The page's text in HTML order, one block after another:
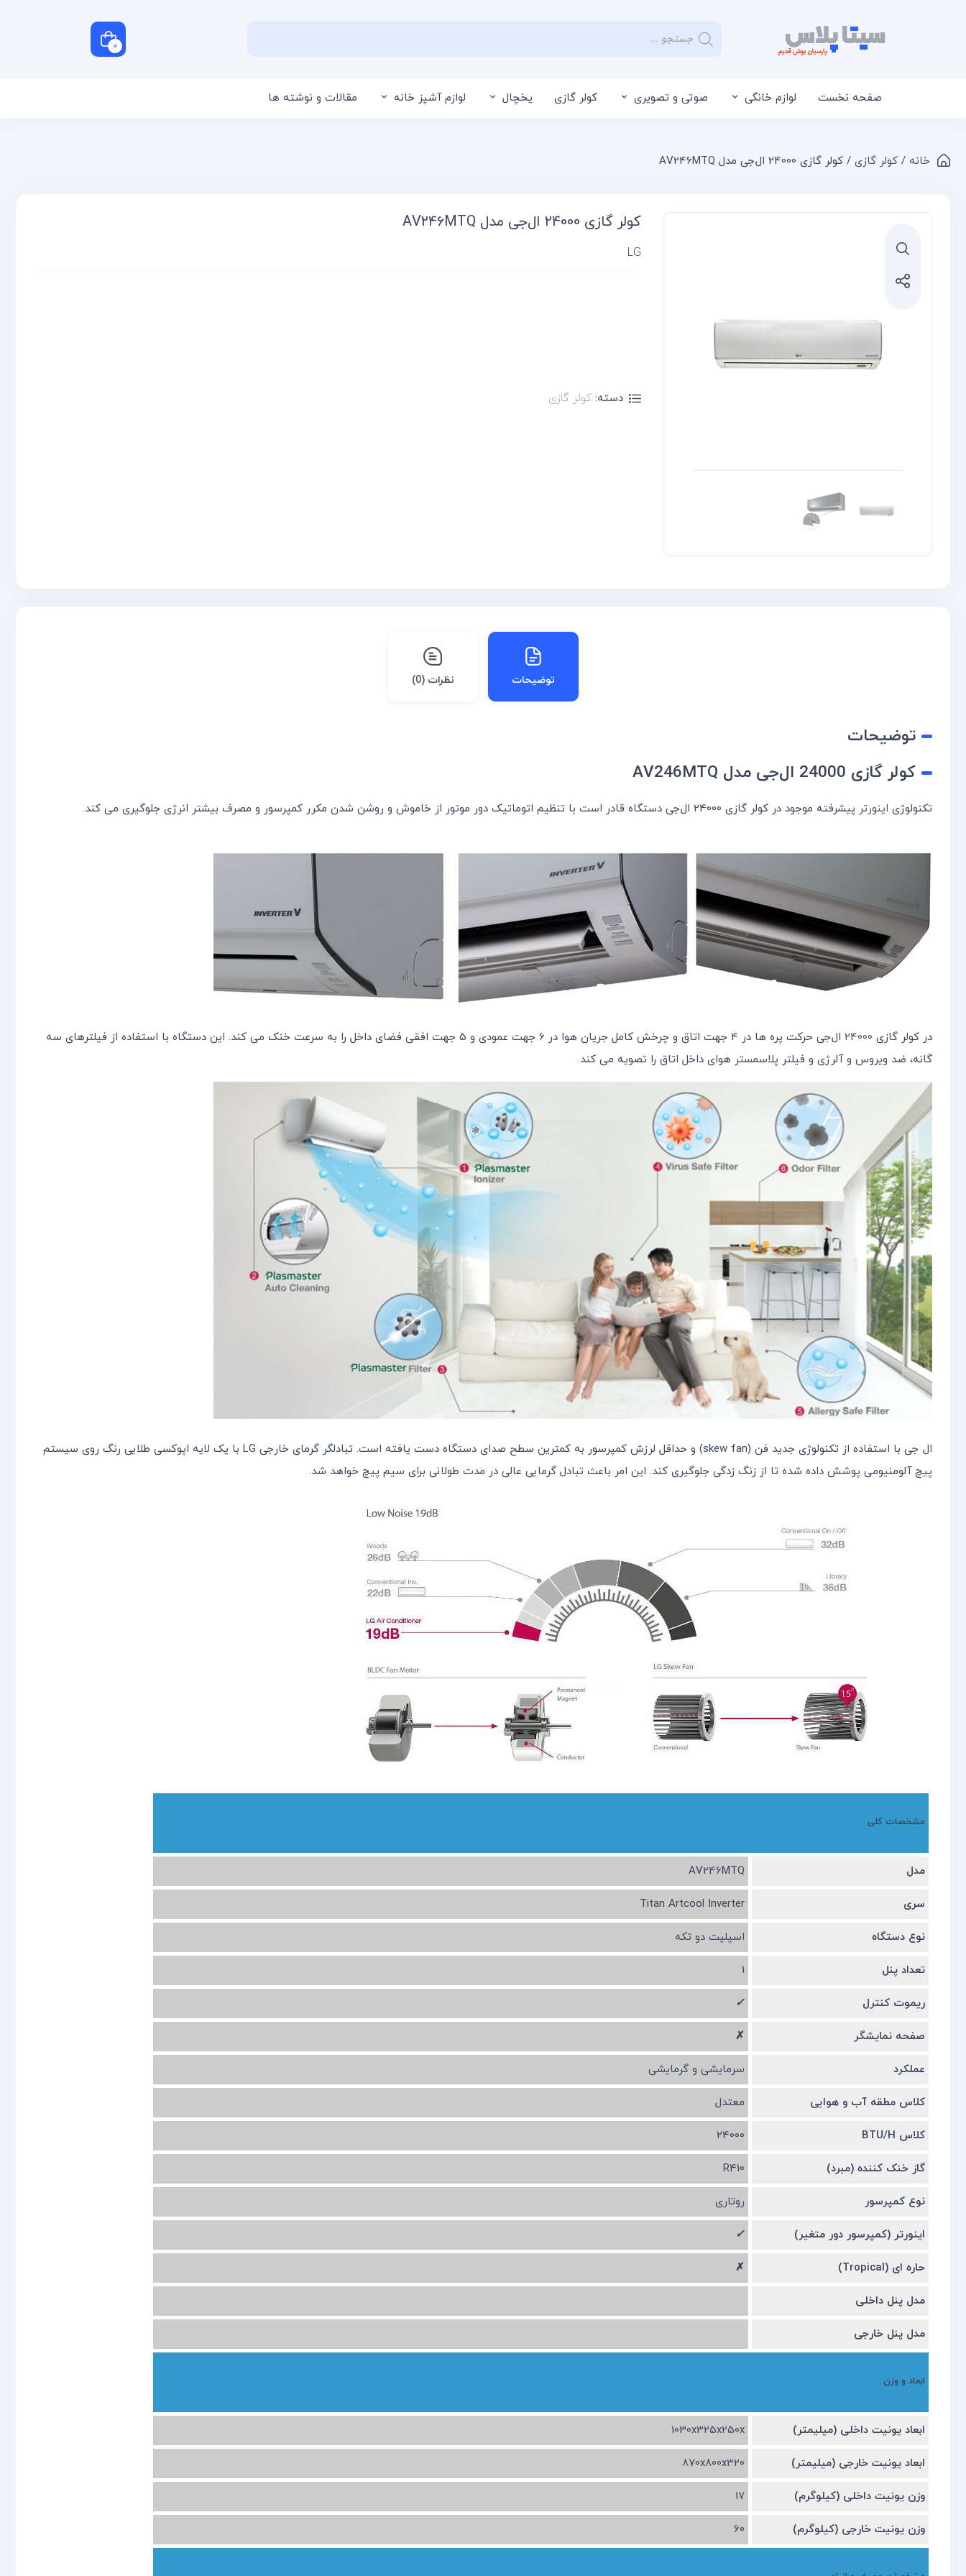
0
صفحه نخست لوازم خانگی صوتی و تصویری کولر گازی یخچال لوازم آشپز خانه مقالات و نوشته ها
خانه / کولر گازی / کولر گازی 24000 ال‌جی مدل AV246MTQ
کولر گازی 24000 ال‌جی مدل AV246MTQ
LG
دسته: کولر گازی
توضیحات نظرات (0)
توضیحات
کولر گازی 24000 ال‌جی مدل AV246MTQ
تکنولوژی اینورتر پیشرفته موجود در کولر گازی 24000 ال‌جی دستگاه قادر است با تنظیم اتوماتیک دور موتور از خاموش و روشن شدن مکرر کمپرسور و مصرف بیشتر انرژی جلوگیری می کند.
در کولر گازی 24000
ال‌جی حرکت پره ها در 4 جهت اتاق و چرخش کامل جریان هوا در 6 جهت عمودی و 5 جهت افقی فضای داخل را به سرعت خنک می کند. این دستگاه با استفاده از فیلترهای سه
گانه، ضد ویروس و آلرژی و فیلتر پلاسمستر هوای داخل اتاق را تصویه می کند.
ال جی با استفاده از تکنولوژی جدید فن (skew fan) و حداقل لرزش کمپرسور به کمترین سطح صدای دستگاه دست یافته است. تبادلگر گرمای خارجی LG با یک لایه اپوکسی طلایی رنگ روی سیستم
پیچ آلومنیومی پوشش داده شده تا از زنگ زدگی جلوگیری کند. این امر باعث تبادل گرمایی عالی در مدت طولانی برای سیم پیچ خواهد شد.
مشخصات کلی
مدل AV246MTQ
سری Titan Artcool Inverter
نوع دستگاه اسپلیت دو تکه
تعداد پنل 1
ریموت کنترل ✓
صفحه نمایشگر ✗
عملکرد سرمایشی و گرمایشی
کلاس مطقه آب و هوایی معتدل
کلاس BTU/H 24000
گاز خنک کننده (مبرد) R410
نوع کمپرسور روتاری
اینورتر (کمپرسور دور متغیر) ✓
حاره ای (Tropical) ✗
مدل پنل داخلی
مدل پنل خارجی
ابعاد و وزن
ابعاد یونیت داخلی (میلیمتر) 1030x325x250x
ابعاد یونیت خارجی (میلیمتر) 870x800x320
وزن یونیت داخلی (کیلوگرم) 17
وزن یونیت خارجی (کیلوگرم) 60